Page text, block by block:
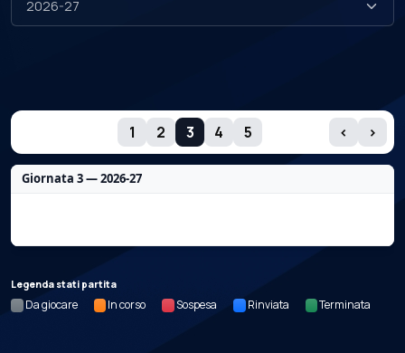
1 2 3 4 5 ‹ ›
Giornata 3 — 2026-27
Legenda stati partita
Da giocare In corso Sospesa Rinviata Terminata